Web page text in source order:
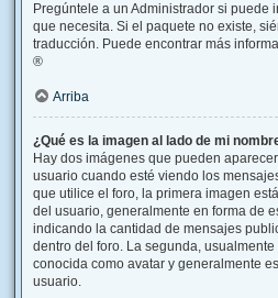
Pregúntele a un Administrador si puede
que necesita. Si el paquete no existe,
traducción. Puede encontrar más
®
Arriba
¿Qué es la imagen al lado de mi
Hay dos imágenes que pueden
usuario cuando esté viendo los
que utilice el foro, la primera imagen
del usuario, generalmente en forma de
indicando la cantidad de mensajes
dentro del foro. La segunda,
conocida como avatar y generalmente
usuario.